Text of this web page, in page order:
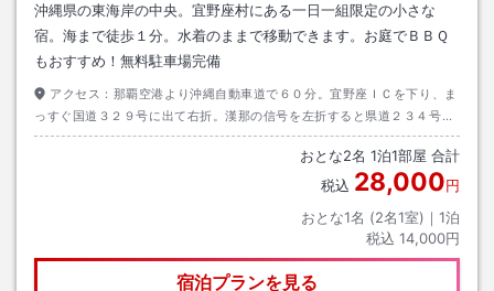
沖縄県の東海岸の中央。宜野座村にある一日一組限定の小さな
宿。海まで徒歩１分。水着のままで移動できます。お庭でＢＢＱ
もおすすめ！無料駐車場完備
アクセス： 那覇空港より沖縄自動車道で６０分。宜野座ＩＣを下り、ま
っすぐ国道３２９号に出て右折。漢那の信号を左折すると県道２３４号に
入ります。道なりに走り宜野座漁港の手前を右に入ると炭焼屋てんぷすさ
おとな2名 1泊1部屋 合計
税込 28,000円
おとな1名 (2名1室)｜ 1泊
税込 14,000円
宿泊プランを見る